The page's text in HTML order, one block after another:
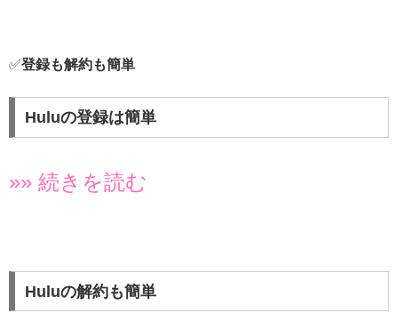
✅登録も解約も簡単
Huluの登録は簡単
»» 続きを読む
Huluの解約も簡単